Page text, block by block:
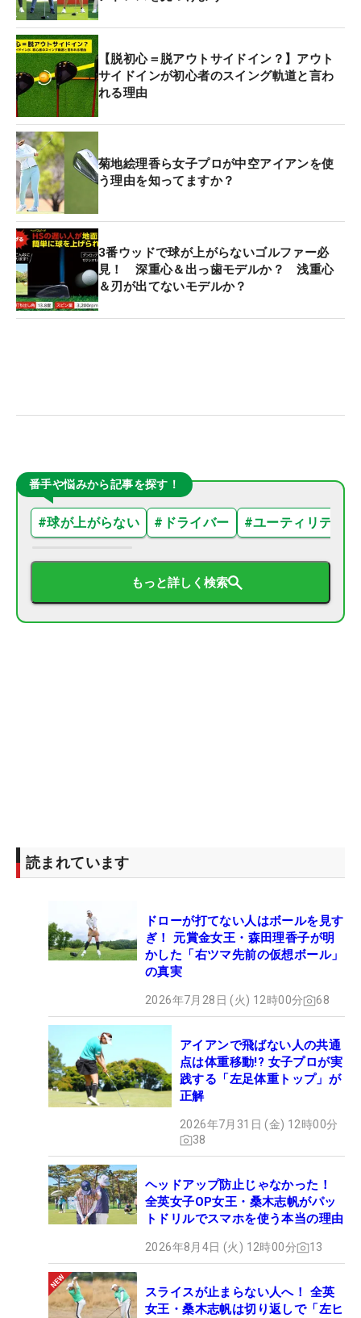
【脱初心＝脱アウトサイドイン？】アウト
サイドインが初心者のスイング軌道と言わ
れる理由
菊地絵理香ら女子プロが中空アイアンを使
う理由を知ってますか？
3番ウッドで球が上がらないゴルファー必
見！ 深重心＆出っ歯モデルか？ 浅重心
＆刃が出てないモデルか？
番手や悩みから記事を探す！
#球が上がらない # ドライバー #ユーティリティ
もっと詳しく検索
読まれています
ドローが打てない人はボールを見す
ぎ！ 元賞金女王・森田理香子が明
かした「右ツマ先前の仮想ボール」
の真実
2026年7月28日 (火) 12時00分 68
アイアンで飛ばない人の共通
点は体重移動!? 女子プロが実
践する「左足体重トップ」が
正解
2026年7月31日 (金) 12時00分
38
ヘッドアップ防止じゃなかった！
全英女子OP女王・桑木志帆がパッ
トドリルでスマホを使う本当の理由
2026年8月4日 (火) 12時00分 13
スライスが止まらない人へ！ 全英
女王・桑木志帆は切り返しで「左ヒ